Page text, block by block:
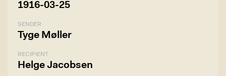
1916-03-25
SENDER
Tyge Møller
RECIPIENT
Helge Jacobsen